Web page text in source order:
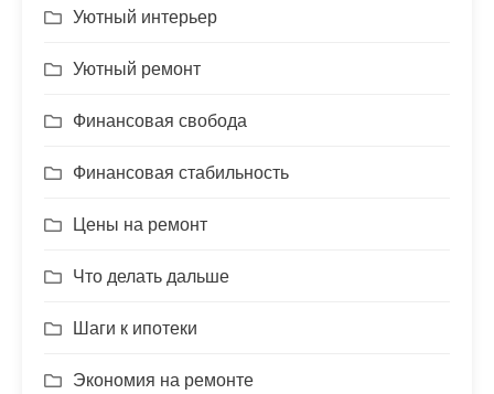
Уютный интерьер
Уютный ремонт
Финансовая свобода
Финансовая стабильность
Цены на ремонт
Что делать дальше
Шаги к ипотеки
Экономия на ремонте